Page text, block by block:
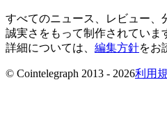
すべてのニュース、レビュー、
誠実さをもって制作されていま
詳細については、 編集方針をお
© Cointelegraph 2013 - 2026利用